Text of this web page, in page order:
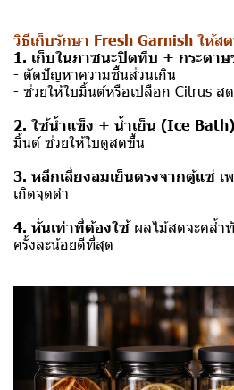
วิธีเก็บรักษา Fresh Garnish ให้ส
1. เก็บในภาชนะปิดทึบ + กระดา
- ตัดปัญหาความชื้นส่วนเกิน
- ช่วยให้ใบมิ้นต์หรือเปลือก Citrus ส
2. ใช้น้ำแข็ง + น้ำเย็น (Ice
มิ้นต์ ช่วยให้ใบดูสดขึ้น
3. หลีกเลี่ยงลมเย็นตรงจากตู้แช่ เ
เกิดจุดดำ
4. หั่นเท่าที่ต้องใช้ ผลไม้สดจะคล้ำ
ครั้งละน้อยดีที่สุด